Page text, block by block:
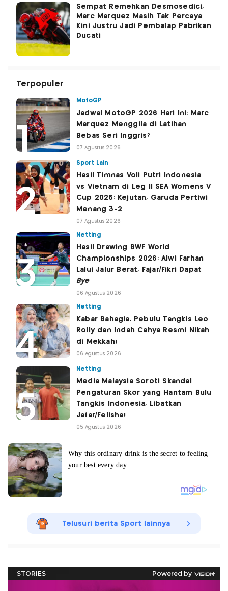
Sempat Remehkan Desmosedici,
Marc Marquez Masih Tak Percaya
Kini Justru Jadi Pembalap Pabrikan
Ducati
Terpopuler
MotoGP
Jadwal MotoGP 2026 Hari Ini: Marc
Marquez Menggila di Latihan
Bebas Seri Inggris?
07 Agustus 2026
Sport Lain
Hasil Timnas Voli Putri Indonesia
vs Vietnam di Leg II SEA Womens V
Cup 2026: Kejutan, Garuda Pertiwi
Menang 3-2
07 Agustus 2026
Netting
Hasil Drawing BWF World
Championships 2026: Alwi Farhan
Lalui Jalur Berat, Fajar/Fikri Dapat
Bye
06 Agustus 2026
Netting
Kabar Bahagia, Pebulu Tangkis Leo
Rolly dan Indah Cahya Resmi Nikah
di Mekkah!
06 Agustus 2026
Netting
Media Malaysia Soroti Skandal
Pengaturan Skor yang Hantam Bulu
Tangkis Indonesia, Libatkan
Jafar/Felisha!
05 Agustus 2026
Telusuri berita Sport lainnya